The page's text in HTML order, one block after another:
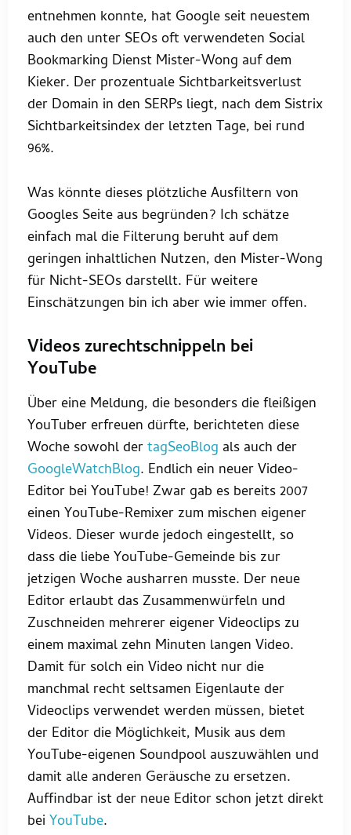
entnehmen konnte, hat Google seit neuestem
auch den unter SEOs oft verwendeten Social
Bookmarking Dienst Mister-Wong auf dem
Kieker. Der prozentuale Sichtbarkeitsverlust
der Domain in den SERPs liegt, nach dem Sistrix
Sichtbarkeitsindex der letzten Tage, bei rund
96%.
Was könnte dieses plötzliche Ausfiltern von
Googles Seite aus begründen? Ich schätze
einfach mal die Filterung beruht auf dem
geringen inhaltlichen Nutzen, den Mister-Wong
für Nicht-SEOs darstellt. Für weitere
Einschätzungen bin ich aber wie immer offen.
Videos zurechtschnippeln bei
YouTube
Über eine Meldung, die besonders die fleißigen
YouTuber erfreuen dürfte, berichteten diese
Woche sowohl dertagSeoBlog als auch der
GoogleWatchBlog. Endlich ein neuer Video-
Editor bei YouTube! Zwar gab es bereits 2007
einen YouTube-Remixer zum mischen eigener
Videos. Dieser wurde jedoch eingestellt, so
dass die liebe YouTube-Gemeinde bis zur
jetzigen Woche ausharren musste. Der neue
Editor erlaubt das Zusammenwürfeln und
Zuschneiden mehrerer eigener Videoclips zu
einem maximal zehn Minuten langen Video.
Damit für solch ein Video nicht nur die
manchmal recht seltsamen Eigenlaute der
Videoclips verwendet werden müssen, bietet
der Editor die Möglichkeit, Musik aus dem
YouTube-eigenen Soundpool auszuwählen und
damit alle anderen Geräusche zu ersetzen.
Auffindbar ist der neue Editor schon jetzt direkt
bei YouTube.